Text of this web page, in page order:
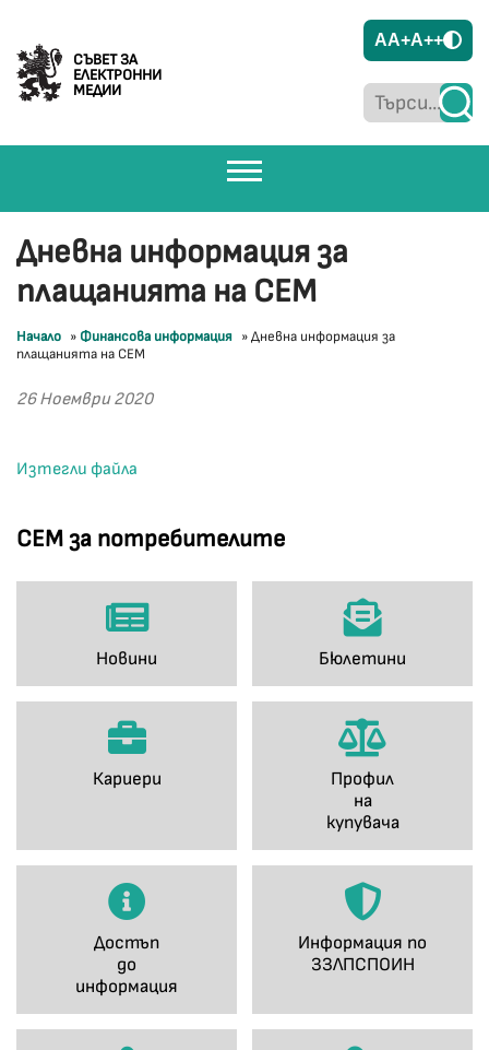
СЪВЕТ ЗА
ЕЛЕКТРОННИ
МЕДИИ
AA+A++
СЕМ за потребителите
Новини Бюлетини
Кариери
Профил
на
купувача
Достъп
до
информация
Информация по
ЗЗЛПСПОИН
Дневна информация за
плащанията на СЕМ
Начало » Финансова информация »Дневна информация за
плащанията на СЕМ
26 Ноември 2020
Изтегли файла